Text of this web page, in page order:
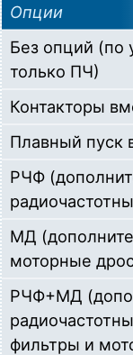
Опции
Без опций (по
только ПЧ)
Контакторы
Плавный пуск
РЧФ
МД
моторные
РЧФ+МД
фильтры и